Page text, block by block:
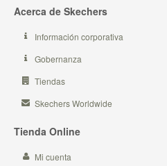
Acerca de Skechers
Información corporativa
Gobernanza
Tiendas
Skechers Worldwide
Tienda Online
Mi cuenta